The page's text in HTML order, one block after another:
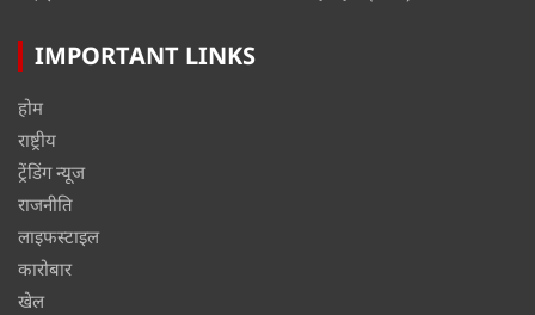
IMPORTANT LINKS
होम
राष्ट्रीय
ट्रेंडिंग न्यूज
राजनीति
लाइफस्टाइल
कारोबार
खेल